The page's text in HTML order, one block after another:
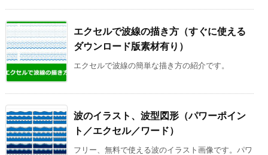
エクセルで波線の描き方（すぐに使える
ダウンロード版素材有り）
エクセルで波線の簡単な描き方の紹介です。
波のイラスト、波型図形（パワーポイン
ト／エクセル／ワード）
フリー、無料で使える波のイラスト画像です。パワ